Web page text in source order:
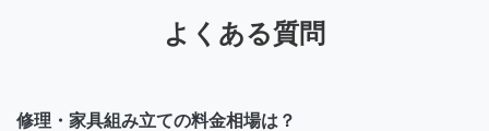
よくある質問
修理・家具組み立ての料金相場は？